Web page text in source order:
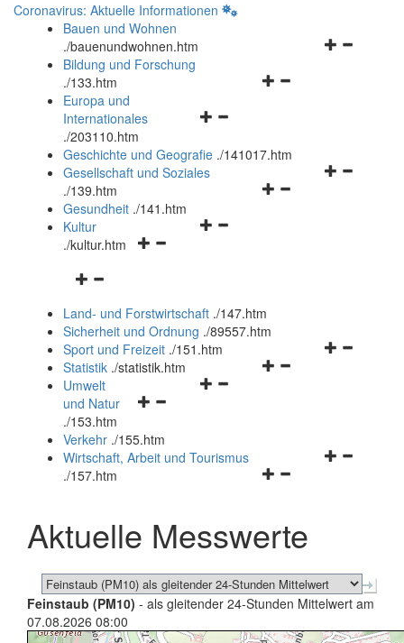
Coronavirus: Aktuelle Informationen
Bauen und Wohnen
./bauenundwohnen.htm
Navigationsmenü
Bildung und Forschung
./133.htm
Navigationsmenü
und
schließen
Europa und
Internationales
./203110.htm
Geschichte und Geografie ./141017.htm
Navigationsmenü
Gesellschaft und Soziales
./139.htm
Navigationsmenü
Gesundheit ./141.htm
Navigationsmenü
Kultur
./kultur.htm
Navigationsmenü
und
schließen
Land- und Forstwirtschaft ./147.htm
Sicherheit und Ordnung ./89557.htm
Navigationsmenü
Sport und Freizeit ./151.htm
Navigationsmenü
Statistik ./statistik.htm
Navigationsmenü
und
schließen
Umwelt
und Natur
./153.htm
Verkehr ./155.htm
Navigationsmenü
schließen
Wirtschaft, Arbeit und Tourismus
./157.htm
Aktuelle Messwerte
Feinstaub (PM10) - als gleitender 24-Stunden Mittelwert am
07.08.2026 08:00